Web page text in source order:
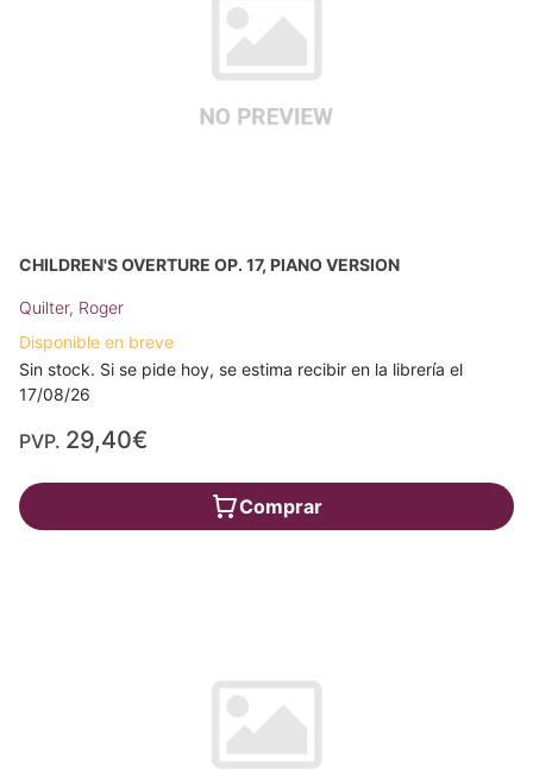
CHILDREN'S OVERTURE OP. 17, PIANO VERSION
Quilter, Roger
Disponible en breve
Sin stock. Si se pide hoy, se estima recibir en la librería el
17/08/26
PVP. 29,40€
Comprar